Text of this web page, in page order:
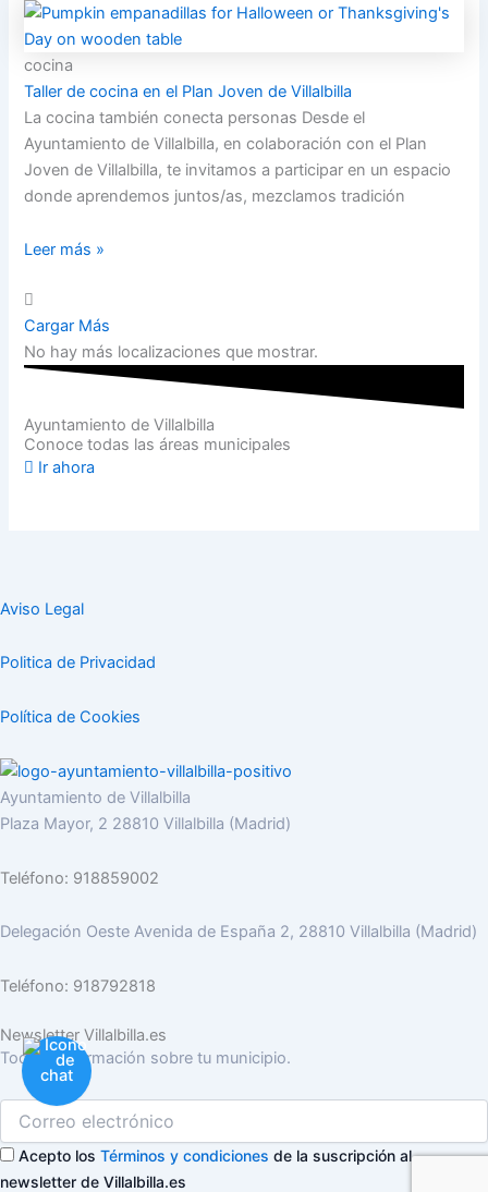
cocina
Taller de cocina en el Plan Joven de Villalbilla
La cocina también conecta personas Desde el
Ayuntamiento de Villalbilla, en colaboración con el Plan
Joven de Villalbilla, te invitamos a participar en un espacio
donde aprendemos juntos/as, mezclamos tradición
Leer más »
Cargar Más
No hay más localizaciones que mostrar.
Ayuntamiento de Villalbilla
Conoce todas las áreas municipales
Ir ahora
Aviso Legal
Politica de Privacidad
Política de Cookies
Ayuntamiento de Villalbilla
Plaza Mayor, 2 28810 Villalbilla (Madrid)
Teléfono: 918859002
Delegación Oeste Avenida de España 2, 28810 Villalbilla (Madrid)
Teléfono: 918792818
Newsletter Villalbilla.es
Toda la información sobre tu municipio.
Acepto los Términos y condiciones de la suscripción al
newsletter de Villalbilla.es